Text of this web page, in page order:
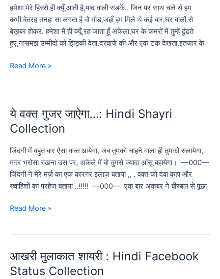
Hindi
Sad
Shayri
हमेशा मेरे हिस्से ही क्यूँ आती है,‪याद‬ वाली सड़कें.. जिन पर ‪‎साथ‬ चले थे ‪‎हम‬
कभी.बेतरह ‪तनहा‬ सा लगता है वो ‪‎मोड़‬,जहाँ हम मिले थे कई बार,घर वालों से
‪बेख़बर‬ होकर. हमेशा मैं ही क्यूँ रह जाता हूँ ‪अकेला‬,‪घर‬ के कमरों में तुम्हें ढूंढते
हुए,नासमझ उम्मीदों को झिड़की देता,दरवाजे की और एक टक देखता,‪इंतज़ार‬ के
तुमसे‬
कर
बैठता
?
Hindi
Sad
Shayri
Read More »
‪‎ये वक्त गुजर जाऐगा…: Hindi Shayri
Collection
जिंदगी में बहुत बार ऐसा ‪‎वक्त‬ आयेगा, जब तुमको ‪चाहने‬ वाला ही तुमको ‪रुलायेगा‬,
मगर ‪भरोसा‬ रखना उस पर, ‪अकेले‬ में वो तुमसे ज्यादा ‪आँसू‬ बहायेगा। —000—
जिंदगी‬ ने मेरे ‪मर्ज़‬ का एक क़ारगर‬ ‪इलाज़‬ बताया ,, . ‪वक्त‬ को ‪दवा‬ कहा और
‪‎ख्वाहिशों‬ का ‪‎परहेज‬ बताया ..!!!!! —000— एक बार अकबर ने बीरबल से पूछा
‪‎ये
Hindi
Shayri
Read More »
आखरी ‪मुलाकात शायरी ‬: Hindi Facebook
Status Collection